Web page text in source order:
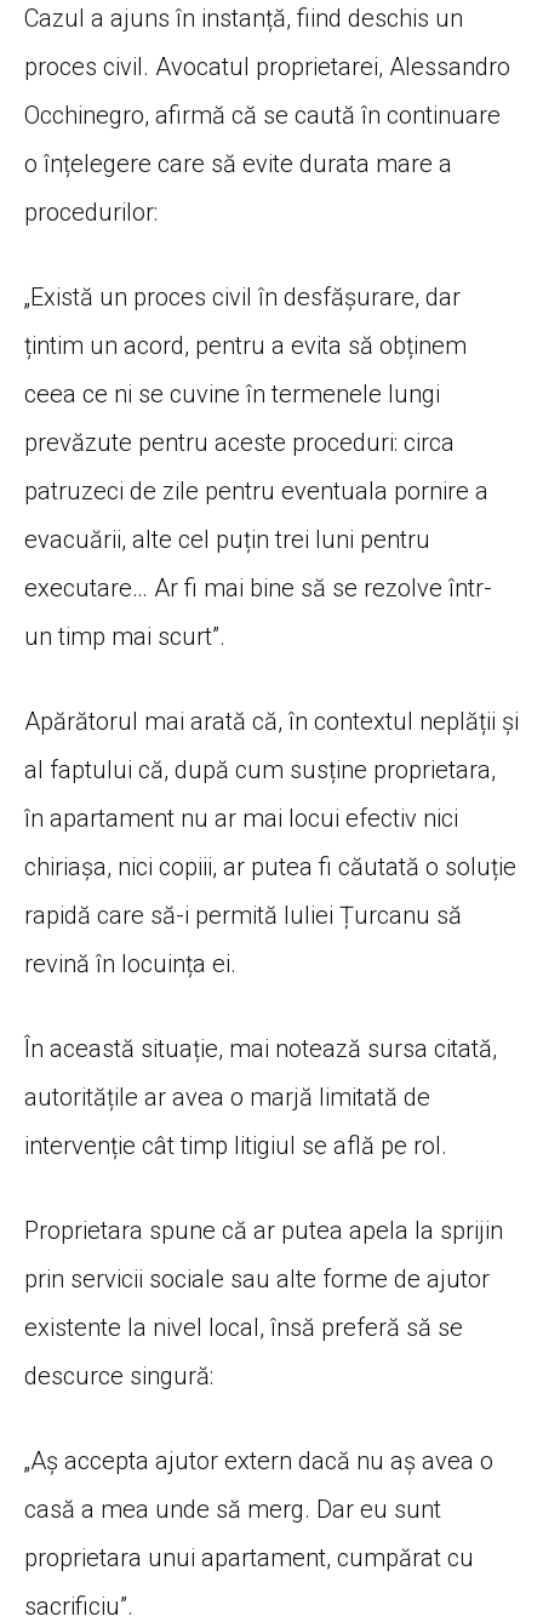
Cazul a ajuns în instanță, fiind deschis un
proces civil. Avocatul proprietarei, Alessandro
Occhinegro, afirmă că se caută în continuare
o înțelegere care să evite durata mare a
procedurilor:
„Există un proces civil în desfășurare, dar
țintim un acord, pentru a evita să obținem
ceea ce ni se cuvine în termenele lungi
prevăzute pentru aceste proceduri: circa
patruzeci de zile pentru eventuala pornire a
evacuării, alte cel puțin trei luni pentru
executare… Ar fi mai bine să se rezolve într-
un timp mai scurt”.
Apărătorul mai arată că, în contextul neplății și
al faptului că, după cum susține proprietara,
în apartament nu ar mai locui efectiv nici
chiriașa, nici copiii, ar putea fi căutată o soluție
rapidă care să-i permită Iuliei Țurcanu să
revină în locuința ei.
În această situație, mai notează sursa citată,
autoritățile ar avea o marjă limitată de
intervenție cât timp litigiul se află pe rol.
Proprietara spune că ar putea apela la sprijin
prin servicii sociale sau alte forme de ajutor
existente la nivel local, însă preferă să se
descurce singură:
„Aș accepta ajutor extern dacă nu aș avea o
casă a mea unde să merg. Dar eu sunt
proprietara unui apartament, cumpărat cu
sacrificiu”.